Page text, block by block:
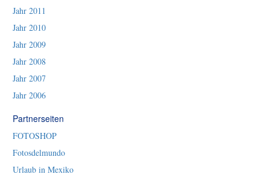
Jahr 2011
Jahr 2010
Jahr 2009
Jahr 2008
Jahr 2007
Jahr 2006
Partnerseiten
FOTOSHOP
Fotosdelmundo
Urlaub in Mexiko